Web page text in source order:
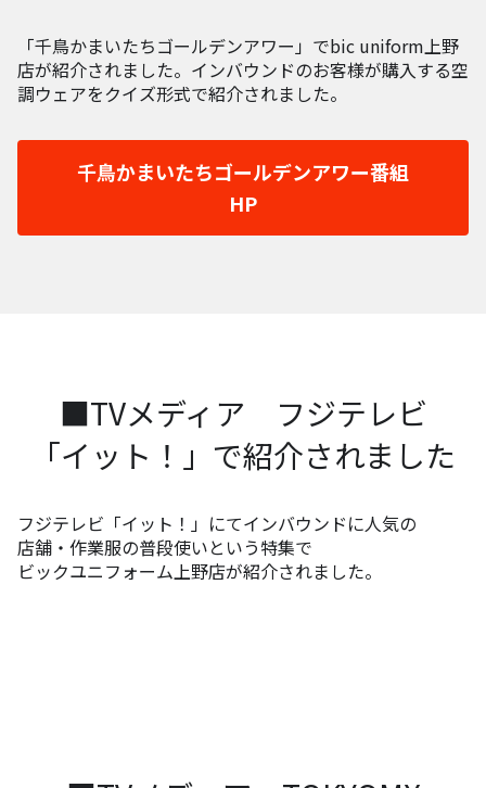
「千鳥かまいたちゴールデンアワー」でbic uniform上野
店が紹介されました。インバウンドのお客様が購入する空
調ウェアをクイズ形式で紹介されました。
千鳥かまいたちゴールデンアワー番組
HP
■TVメディア フジテレビ
「イット！」で紹介されました
フジテレビ「イット！」にてインバウンドに人気の
店舗・作業服の普段使いという特集で
ビックユニフォーム上野店が紹介されました。